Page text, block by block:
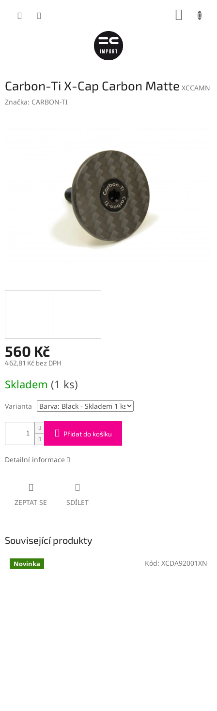
Carbon-Ti X-Cap Carbon Matte XCCAMN
Značka: CARBON-TI
560 Kč
462,81 Kč bez DPH
cena:
Skladem (1 ks)
Varianta
Přidat do košíku
Detailní informace
ZEPTAT SE SDÍLET
Související produkty
Novinka Kód: XCDA92001XN